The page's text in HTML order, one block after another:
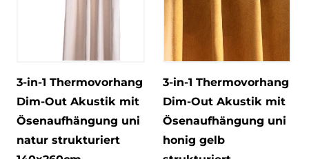
3-in-1 Thermovorhang
Dim-Out Akustik mit
Ösenaufhängung uni
natur strukturiert
3-in-1 Thermovorhang
Dim-Out Akustik mit
Ösenaufhängung uni
honig gelb